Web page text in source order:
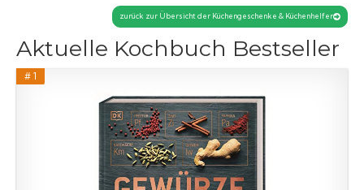
zurück zur Übersicht der Küchengeschenke & Küchenhelfer
Aktuelle Kochbuch Bestseller
# 1